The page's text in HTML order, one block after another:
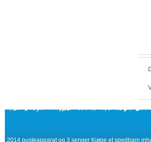
2014 pusteapparat og 3 senger Kjøpe et spedbarn